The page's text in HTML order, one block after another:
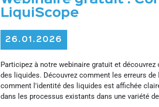
LiquiScope
26.01.2026
Participez à notre webinaire gratuit et
des liquides. Découvrez comment les erreurs
comment l'identité des liquides est affichée
dans les processus existants dans une variété